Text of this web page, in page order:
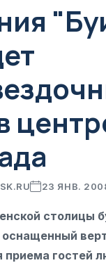
23 ЯНВ.
столицы
гостей